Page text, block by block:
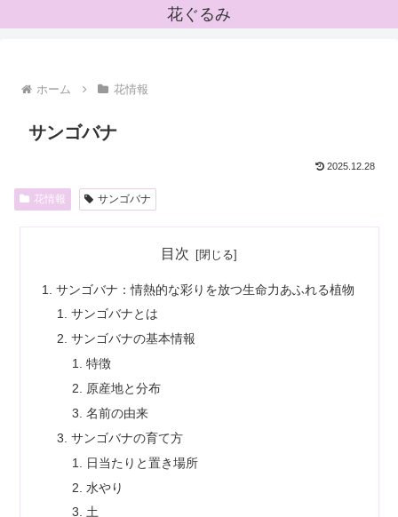
花ぐるみ
ホーム 花情報
サンゴバナ
2025.12.28
花情報 サンゴバナ
目次
サンゴバナ：情熱的な彩りを放つ生命力あふれる植物
サンゴバナとは
サンゴバナの基本情報
特徴
原産地と分布
名前の由来
サンゴバナの育て方
日当たりと置き場所
水やり
土